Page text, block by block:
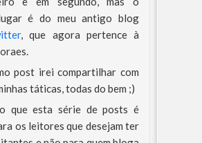
é do meu antigo blog
, que agora pertence à
post irei compartilhar com
táticas, todas do bem ;)
que esta série de posts é
os leitores que desejam ter